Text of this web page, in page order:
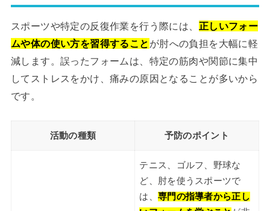
スポーツや特定の反復作業を行う際には、 正しいフォー
ムや体の使い方を習得すること が肘への負担を大幅に軽
減します。誤ったフォームは、特定の筋肉や関節に集中
してストレスをかけ、痛みの原因となることが多いから
です。
活動の種類 予防のポイント
テニス、ゴルフ、野球な
ど、肘を使うスポーツで
は、 専門の指導者から正し